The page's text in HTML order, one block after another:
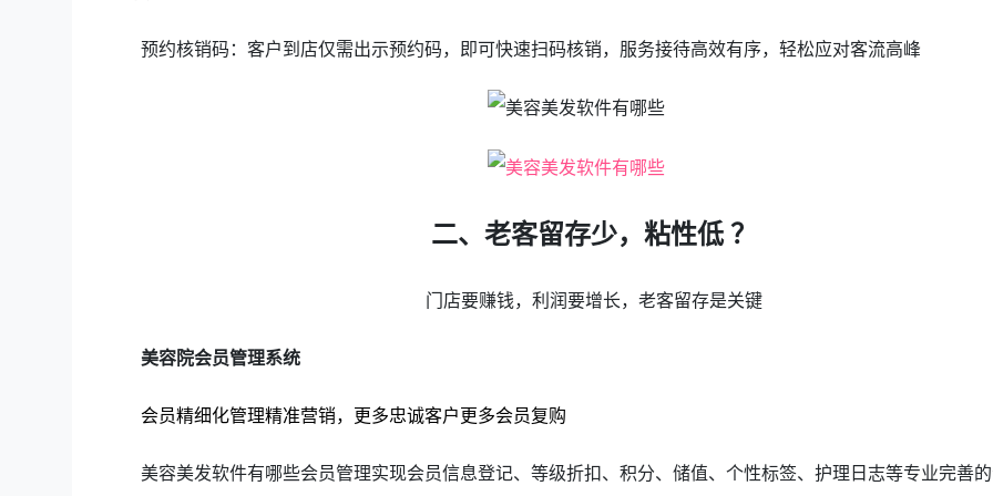
预约核销码：客户到店仅需出示预约码，即可快速扫码核销，服务接待高效有序，轻松应对客流高峰
二、老客留存少，粘性低 ？
门店要赚钱，利润要增长，老客留存是关键
美容院会员管理系统
会员精细化管理精准营销，更多忠诚客户更多会员复购
美容美发软件有哪些会员管理实现会员信息登记、等级折扣、积分、储值、个性标签、护理日志等专业完善